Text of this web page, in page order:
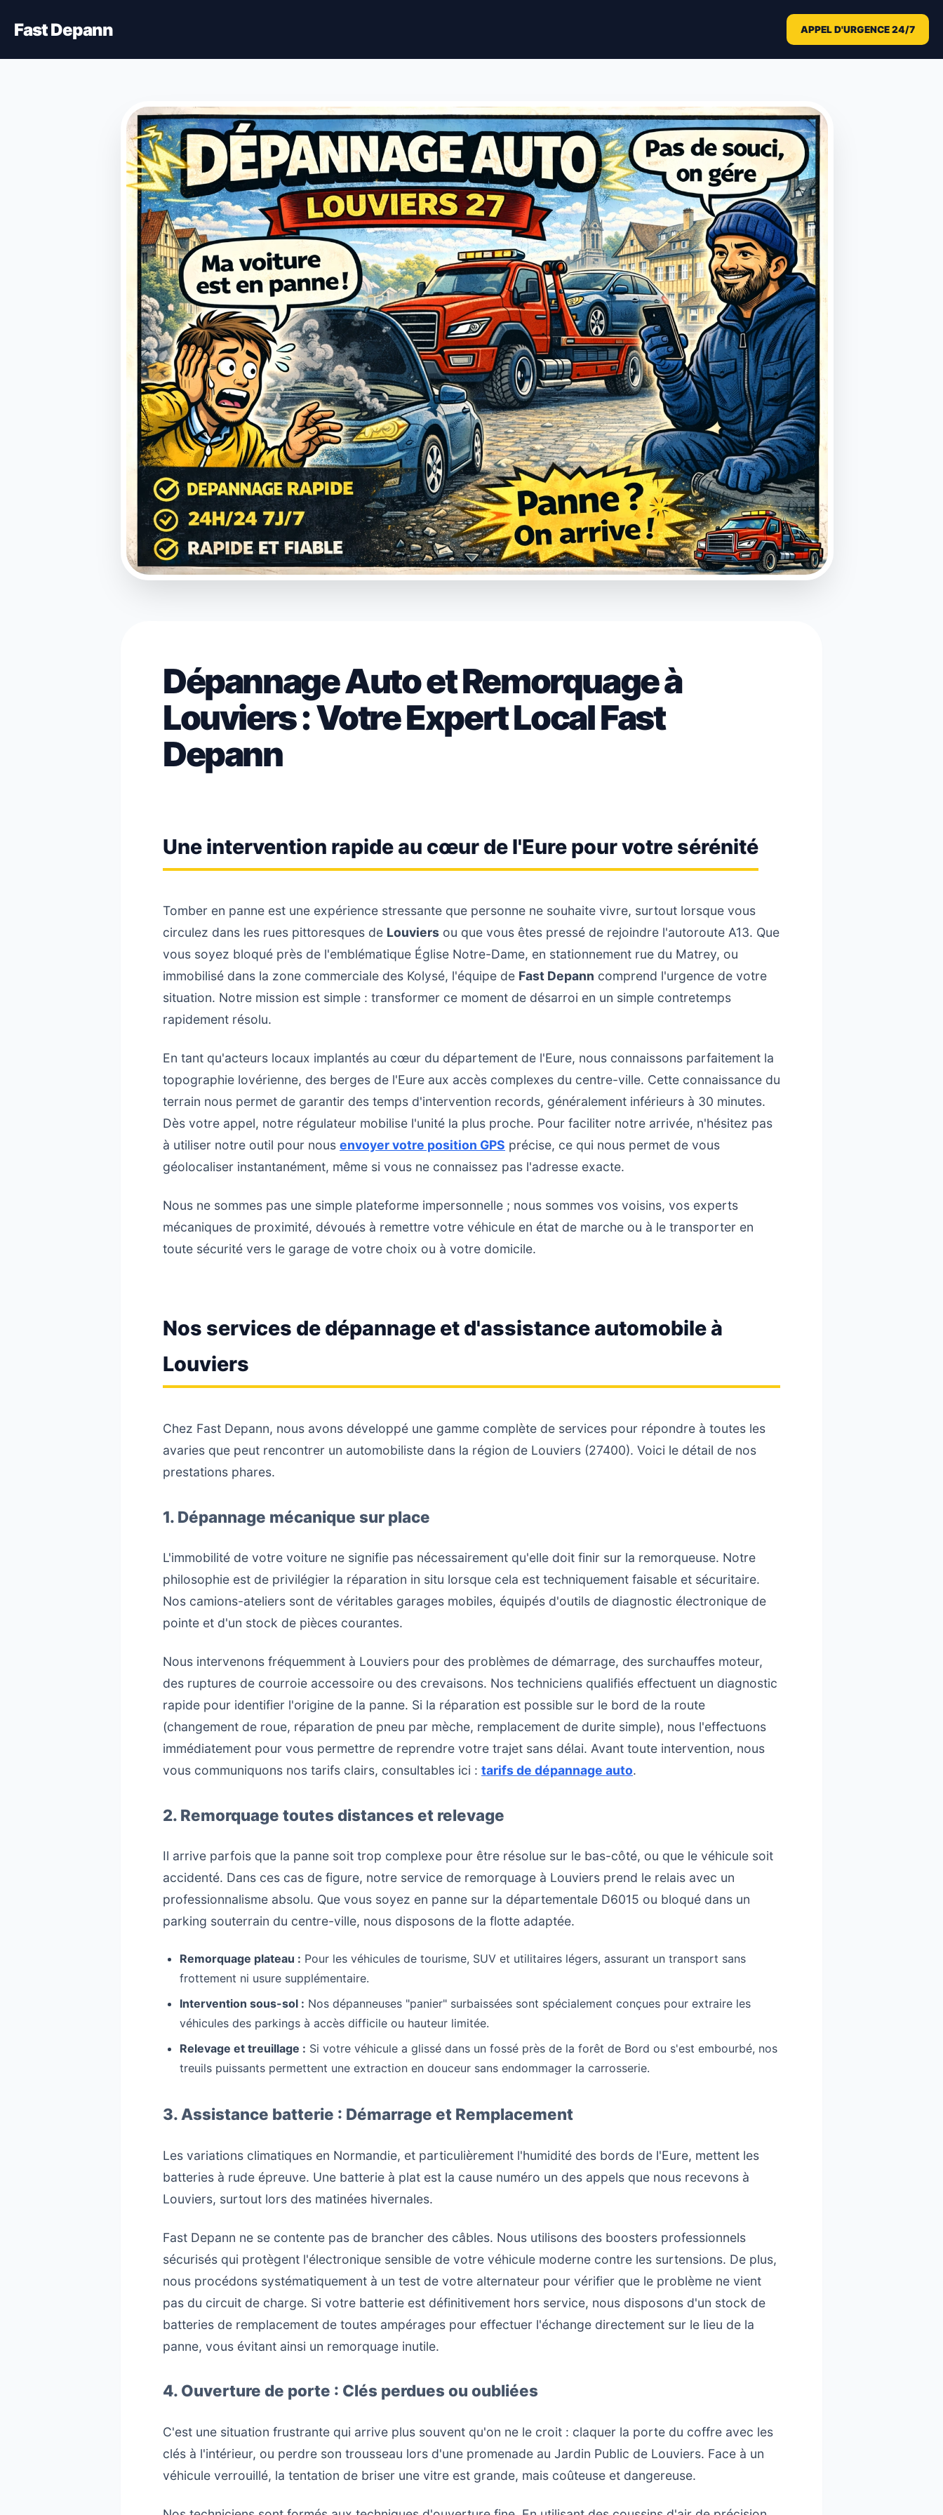
Fast Depann APPEL D'URGENCE 24/7
Dépannage Auto et Remorquage à
Louviers : Votre Expert Local Fast
Depann
Une intervention rapide au cœur de l'Eure pour votre sérénité
Tomber en panne est une expérience stressante que personne ne souhaite vivre, surtout lorsque vous
circulez dans les rues pittoresques de Louviers ou que vous êtes pressé de rejoindre l'autoroute A13. Que
vous soyez bloqué près de l'emblématique Église Notre-Dame, en stationnement rue du Matrey, ou
immobilisé dans la zone commerciale des Kolysé, l'équipe de Fast Depann comprend l'urgence de votre
situation. Notre mission est simple : transformer ce moment de désarroi en un simple contretemps
rapidement résolu.
En tant qu'acteurs locaux implantés au cœur du département de l'Eure, nous connaissons parfaitement la
topographie lovérienne, des berges de l'Eure aux accès complexes du centre-ville. Cette connaissance du
terrain nous permet de garantir des temps d'intervention records, généralement inférieurs à 30 minutes.
Dès votre appel, notre régulateur mobilise l'unité la plus proche. Pour faciliter notre arrivée, n'hésitez pas
à utiliser notre outil pour nous envoyer votre position GPS précise, ce qui nous permet de vous
géolocaliser instantanément, même si vous ne connaissez pas l'adresse exacte.
Nous ne sommes pas une simple plateforme impersonnelle ; nous sommes vos voisins, vos experts
mécaniques de proximité, dévoués à remettre votre véhicule en état de marche ou à le transporter en
toute sécurité vers le garage de votre choix ou à votre domicile.
Nos services de dépannage et d'assistance automobile à
Louviers
Chez Fast Depann, nous avons développé une gamme complète de services pour répondre à toutes les
avaries que peut rencontrer un automobiliste dans la région de Louviers (27400). Voici le détail de nos
prestations phares.
1. Dépannage mécanique sur place
L'immobilité de votre voiture ne signifie pas nécessairement qu'elle doit finir sur la remorqueuse. Notre
philosophie est de privilégier la réparation in situ lorsque cela est techniquement faisable et sécuritaire.
Nos camions-ateliers sont de véritables garages mobiles, équipés d'outils de diagnostic électronique de
pointe et d'un stock de pièces courantes.
Nous intervenons fréquemment à Louviers pour des problèmes de démarrage, des surchauffes moteur,
des ruptures de courroie accessoire ou des crevaisons. Nos techniciens qualifiés effectuent un diagnostic
rapide pour identifier l'origine de la panne. Si la réparation est possible sur le bord de la route
(changement de roue, réparation de pneu par mèche, remplacement de durite simple), nous l'effectuons
immédiatement pour vous permettre de reprendre votre trajet sans délai. Avant toute intervention, nous
vous communiquons nos tarifs clairs, consultables ici : tarifs de dépannage auto.
2. Remorquage toutes distances et relevage
Il arrive parfois que la panne soit trop complexe pour être résolue sur le bas-côté, ou que le véhicule soit
accidenté. Dans ces cas de figure, notre service de remorquage à Louviers prend le relais avec un
professionnalisme absolu. Que vous soyez en panne sur la départementale D6015 ou bloqué dans un
parking souterrain du centre-ville, nous disposons de la flotte adaptée.
Remorquage plateau : Pour les véhicules de tourisme, SUV et utilitaires légers, assurant un transport sans
frottement ni usure supplémentaire.
Intervention sous-sol : Nos dépanneuses "panier" surbaissées sont spécialement conçues pour extraire les
véhicules des parkings à accès difficile ou hauteur limitée.
Relevage et treuillage : Si votre véhicule a glissé dans un fossé près de la forêt de Bord ou s'est embourbé, nos
treuils puissants permettent une extraction en douceur sans endommager la carrosserie.
3. Assistance batterie : Démarrage et Remplacement
Les variations climatiques en Normandie, et particulièrement l'humidité des bords de l'Eure, mettent les
batteries à rude épreuve. Une batterie à plat est la cause numéro un des appels que nous recevons à
Louviers, surtout lors des matinées hivernales.
Fast Depann ne se contente pas de brancher des câbles. Nous utilisons des boosters professionnels
sécurisés qui protègent l'électronique sensible de votre véhicule moderne contre les surtensions. De plus,
nous procédons systématiquement à un test de votre alternateur pour vérifier que le problème ne vient
pas du circuit de charge. Si votre batterie est définitivement hors service, nous disposons d'un stock de
batteries de remplacement de toutes ampérages pour effectuer l'échange directement sur le lieu de la
panne, vous évitant ainsi un remorquage inutile.
4. Ouverture de porte : Clés perdues ou oubliées
C'est une situation frustrante qui arrive plus souvent qu'on ne le croit : claquer la porte du coffre avec les
clés à l'intérieur, ou perdre son trousseau lors d'une promenade au Jardin Public de Louviers. Face à un
véhicule verrouillé, la tentation de briser une vitre est grande, mais coûteuse et dangereuse.